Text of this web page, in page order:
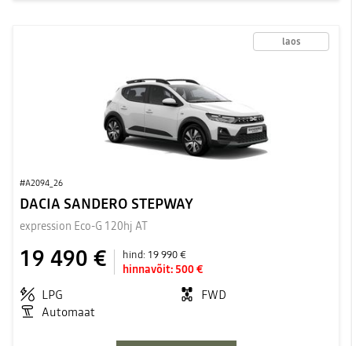
laos
#A2094_26
DACIA SANDERO STEPWAY
expression Eco-G 120hj AT
19 490 € hind: 19 990 €
hinnavõit: 500 €
LPG
FWD
Automaat